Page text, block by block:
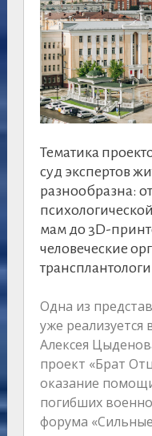
Тематика
суд экспертов
разнообразна:
мам до 3D-
человеческие
Одна из
уже
Алексея
проект «Брат
оказание
погибших
форума